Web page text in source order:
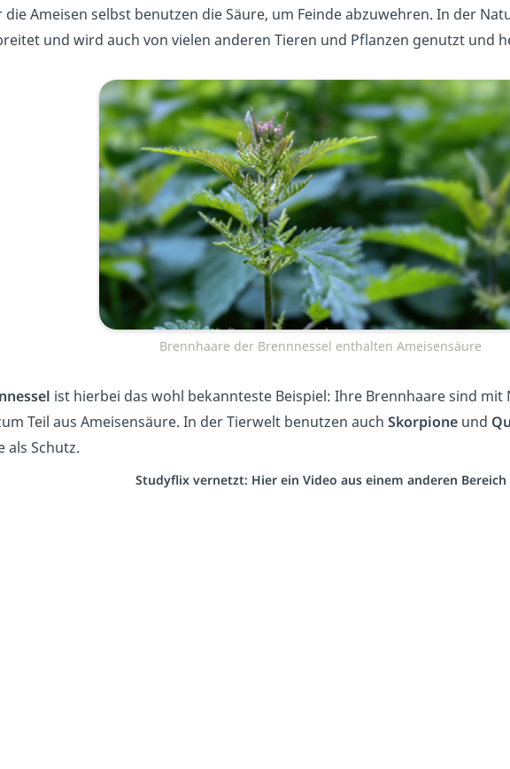
die Ameisen selbst benutzen die Säure, um Feinde abzuwehren. In der
und wird auch von vielen anderen Tieren und Pflanzen genutzt und
Brennhaare der Brennnessel enthalten Ameisensäure
ist hierbei das wohl bekannteste Beispiel: Ihre Brennhaare sind mit
Teil aus Ameisensäure. In der Tierwelt benutzen auch Skorpione und
als Schutz.
Studyflix vernetzt: Hier ein Video aus einem anderen Bereich